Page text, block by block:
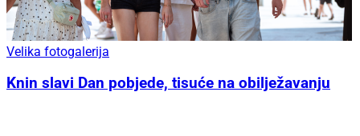
Velika fotogalerija
Knin slavi Dan pobjede, tisuće na obilježavanju